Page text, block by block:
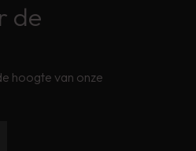
de
hoogte van onze